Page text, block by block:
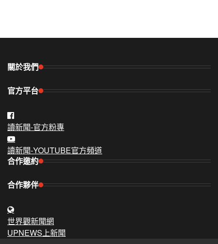
關於我們
官方平台
讀新聞-官方粉專
讀新聞-YOUTUBE官方頻道
合作邀約
合作夥伴
世界觀新聞網
UPNEWS上新聞